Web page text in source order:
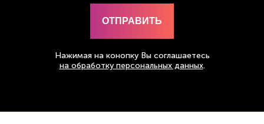
Нажимая на конопку Вы соглашаетесь
на обработку персональных данных.